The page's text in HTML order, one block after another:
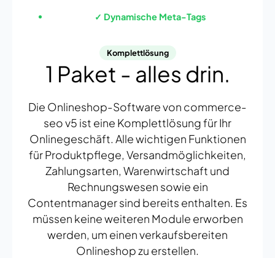
✓ Dynamische Meta-Tags
Komplettlösung
1 Paket - alles drin.
Die Onlineshop-Software von commerce-
seo v5 ist eine Komplettlösung für Ihr
Onlinegeschäft. Alle wichtigen Funktionen
für Produktpflege, Versandmöglichkeiten,
Zahlungsarten, Warenwirtschaft und
Rechnungswesen sowie ein
Contentmanager sind bereits enthalten. Es
müssen keine weiteren Module erworben
werden, um einen verkaufsbereiten
Onlineshop zu erstellen.